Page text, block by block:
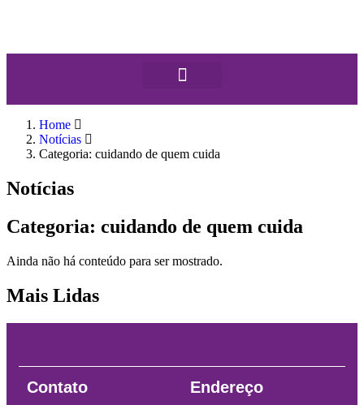
Home
Notícias
Categoria: cuidando de quem cuida
Notícias
Categoria: cuidando de quem cuida
Ainda não há conteúdo para ser mostrado.
Mais Lidas
Contato Endereço